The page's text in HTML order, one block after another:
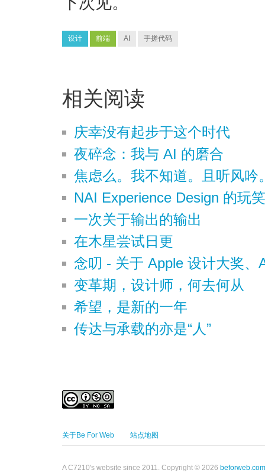
设计 前端 AI 手搓代码
相关阅读
庆幸没有起步于这个时代
夜碎念：我与 AI 的磨合
焦虑么。我不知道。且听风吟
NAI Experience Design 的玩笑
一次关于输出的输出
在木星尝试日更
念叨 - 关于 Apple 设计大奖、
变革期，设计师，何去何从
希望，是新的一年
传达与承载的亦是“人”
关于Be For Web 站点地图
A C7210's website since 2011. Copyright © 2026 beforweb.com